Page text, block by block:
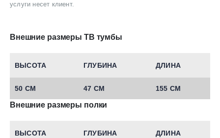
услуги несет клиент.
Внешние размеры ТВ тумбы
ВЫСОТА ГЛУБИНА ДЛИНА
50 СМ 47 СМ 155 СМ
Внешние размеры полки
ВЫСОТА ГЛУБИНА ДЛИНА